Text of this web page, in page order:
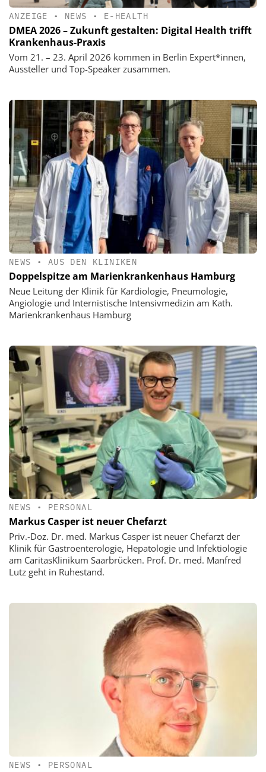
ANZEIGE • NEWS • E-HEALTH
DMEA 2026 – Zukunft gestalten: Digital Health trifft
Krankenhaus-Praxis
Vom 21. – 23. April 2026 kommen in Berlin Expert*innen,
Aussteller und Top-Speaker zusammen.
NEWS • AUS DEN KLINIKEN
Doppelspitze am Marienkrankenhaus Hamburg
Neue Leitung der Klinik für Kardiologie, Pneumologie,
Angiologie und Internistische Intensivmedizin am Kath.
Marienkrankenhaus Hamburg
NEWS • PERSONAL
Markus Casper ist neuer Chefarzt
Priv.-Doz. Dr. med. Markus Casper ist neuer Chefarzt der
Klinik für Gastroenterologie, Hepatologie und Infektiologie
am CaritasKlinikum Saarbrücken. Prof. Dr. med. Manfred
Lutz geht in Ruhestand.
NEWS • PERSONAL